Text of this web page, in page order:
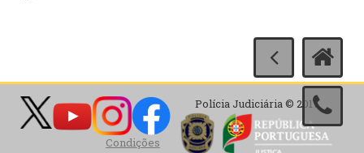
Polícia Judiciária © 2017
Condições